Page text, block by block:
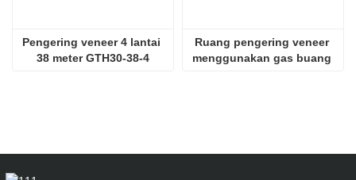
Pengering veneer 4 lantai
38 meter GTH30-38-4
Ruang pengering veneer
menggunakan gas buang